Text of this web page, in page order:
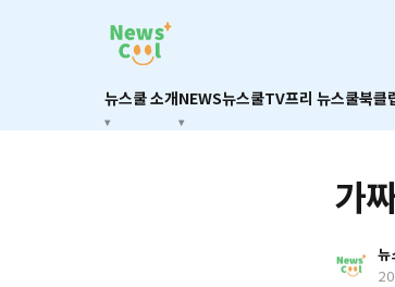
뉴스쿨 소개NEWS뉴스쿨TV프리 뉴스쿨북클
가
뉴